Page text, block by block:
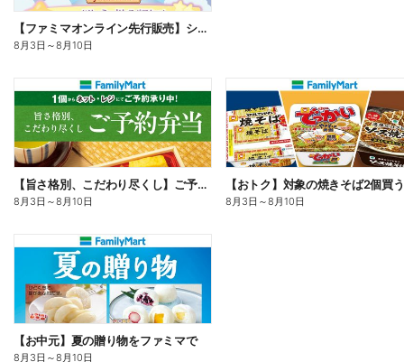
【ファミマオンライン先行販売】シルバニアファミリー
8月3日 ～8月10日
【旨さ格別、こだわり尽くし】ご予約弁当
8月3日 ～8月10日 8月3日 ～8月10日
【お中元】夏の贈り物をファミマで
8月3日 ～8月10日